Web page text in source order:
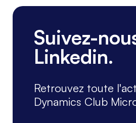
Suivez-
Linkedin.
Retrouvez toute
Dynamics Club